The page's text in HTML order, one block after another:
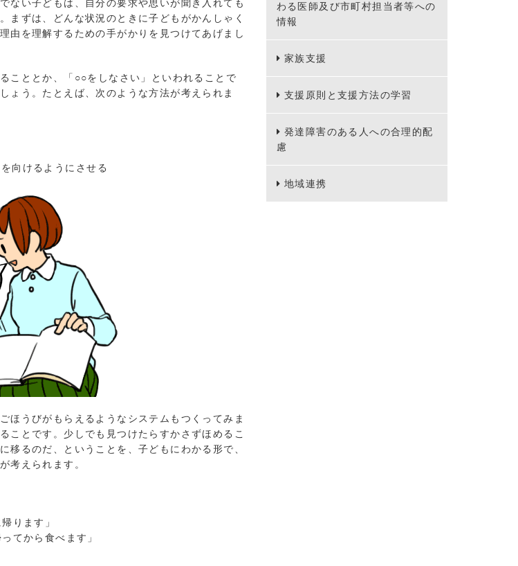
い子どもは、自分の要求や思いが聞き入れても
まずは、どんな状況のときに子どもがかんしゃく
由を理解するための手がかりを見つけてあげまし
こととか、「○○をしなさい」といわれることで
ょう。たとえば、次のような方法が考えられま
向けるようにさせる
うびがもらえるようなシステムもつくってみま
ことです。少しでも見つけたらすかさずほめるこ
移るのだ、ということを、子どもにわかる形で、
考えられます。
ります」
から食べます」
わる医師及び市町村担当者等への
情報
家族支援
支援原則と支援方法の学習
発達障害のある人への合理的配
慮
地域連携